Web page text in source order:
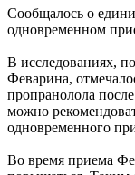
Сообщалось о
одновременном
В исследованиях,
Феварина,
пропранолола
можно
одновременного
Во время приема